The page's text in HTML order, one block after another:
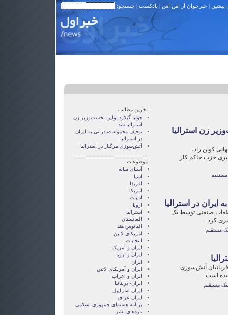
پیشین | خبرخوان آر اس اس| پادکست | جستجو:
زن استرالیا
کوین راد،
حزب حاکم کار
مستقیم
ایران در استرالیا
صنعتی توسط یک
کرد.
مستقیم
قربانیان آتش‌سوزی
مستقیم
آخرین مطالب
جولیا گیلارد اولین نخست‌وزیر زن
استرالیا شد
توقیف محموله صادراتی به ایران
در استرالیا
آتش‌سوزی مرگبار در استرالیا
موضوعات
آسيای ميانه
آسیا
آفریقا
آمریکا
ادبیات
اروپا
استرالیا
افغانستان
اقیانوس هند
امریکای لاتین
انتخابات
ايران و آمريکا
ايران و اروپا
ایران
ایران و آمریکای لاتین
ایران و اعراب
ایران- بریتانیا
ایران-اسراییل
ایران-عراق
برنامه هسته‌ای جمهوری اسلامی
تازه‌های نشر